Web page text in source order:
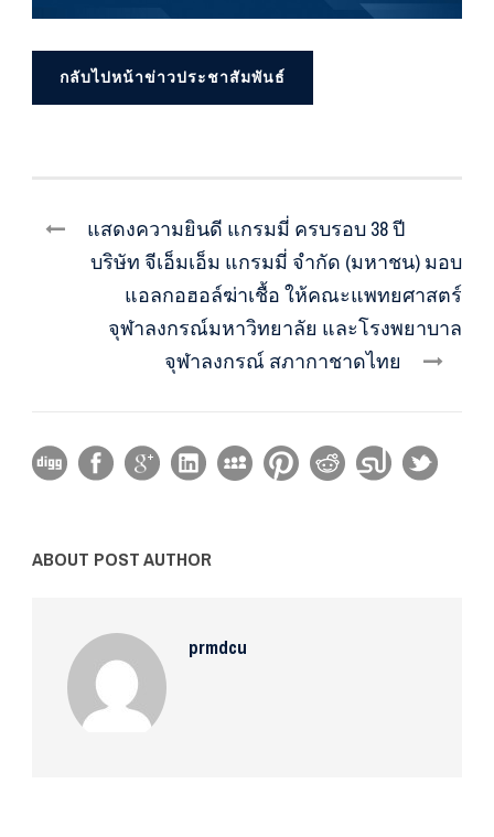
กลับไปหน้าข่าวประชาสัมพันธ์
แสดงความยินดี แกรมมี่ ครบรอบ 38 ปี
บริษัท จีเอ็มเอ็ม แกรมมี่ จำกัด (มหาชน) มอบ
แอลกอฮอล์ฆ่าเชื้อ ให้คณะแพทยศาสตร์
จุฬาลงกรณ์มหาวิทยาลัย และโรงพยาบาล
จุฬาลงกรณ์ สภากาชาดไทย
ABOUT POST AUTHOR
prmdcu